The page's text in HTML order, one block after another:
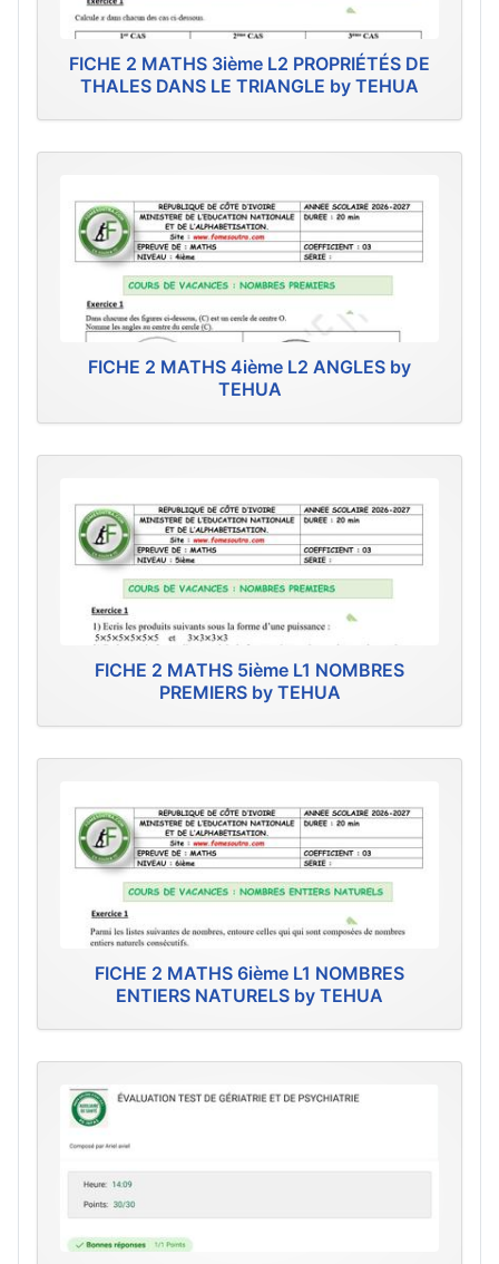
FICHE 2 MATHS 3ième L2 PROPRIÉTÉS DE
THALES DANS LE TRIANGLE by TEHUA
FICHE 2 MATHS 4ième L2 ANGLES by
TEHUA
FICHE 2 MATHS 5ième L1 NOMBRES
PREMIERS by TEHUA
FICHE 2 MATHS 6ième L1 NOMBRES
ENTIERS NATURELS by TEHUA